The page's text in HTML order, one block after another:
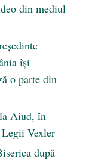
din mediul
își
o parte din
Aiud, în
Legii Vexler
după